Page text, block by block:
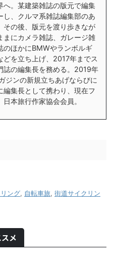
へ。某建築雑誌の版元で編集
し、クルマ系雑誌編集部のあ
その後、版元を渡り歩きなが
まにカメラ雑誌、ガレージ雑
のほかにBMWやランボルギ
どを立ち上げ、2017年までス
誌の編集長を務める。2019年
ジンの新規立ちあげならびに
編集長として携わり、現在フ
日本旅行作家協会会員。
ング, 自転車旅, 街道サイクリン
メ